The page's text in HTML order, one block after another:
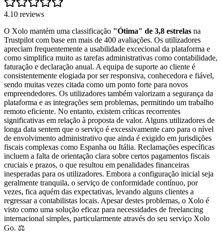
4.10 reviews
O Xolo mantém uma classificação "Ótima" de 3,8 estrelas na
Trustpilot com base em mais de 400 avaliações. Os utilizadores
apreciam frequentemente a usabilidade excecional da plataforma e
como simplifica muito as tarefas administrativas como contabilidade,
faturação e declaração anual. A equipa de suporte ao cliente é
consistentemente elogiada por ser responsiva, conhecedora e fiável,
sendo muitas vezes citada como um ponto forte para novos
empreendedores. Os utilizadores também valorizam a segurança da
plataforma e as integrações sem problemas, permitindo um trabalho
remoto eficiente. No entanto, existem críticas recorrentes
significativas em relação à proposta de valor. Alguns utilizadores de
longa data sentem que o serviço é excessivamente caro para o nível
de envolvimento administrativo que ainda é exigido em jurisdições
fiscais complexas como Espanha ou Itália. Reclamações específicas
incluem a falta de orientação clara sobre certos pagamentos fiscais
cruciais e prazos, o que resultou em penalidades financeiras
inesperadas para os utilizadores. Embora a configuração inicial seja
geralmente tranquila, o serviço de conformidade contínuo, por
vezes, fica aquém das expectativas, levando alguns clientes a
regressar a contabilistas locais. Apesar destes problemas, o Xolo é
visto como uma solução eficaz para necessidades de freelancing
internacional simples, particularmente através do seu serviço Xolo
Go. ⚖️